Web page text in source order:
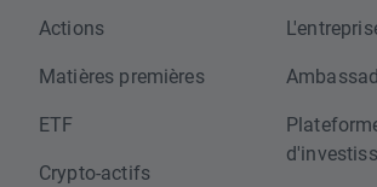
Actions
Matières premières
ETF
Crypto-actifs